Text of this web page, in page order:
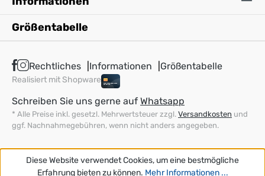
Größentabelle
Rechtliches Informationen Größentabelle
Realisiert mit Shopware
Schreiben Sie uns gerne auf Whatsapp
* Alle Preise inkl. gesetzl. Mehrwertsteuer zzgl. Versandkosten und
ggf. Nachnahmegebühren, wenn nicht anders angegeben.
Diese Website verwendet Cookies, um eine bestmögliche
Erfahrung bieten zu können. Mehr Informationen ...